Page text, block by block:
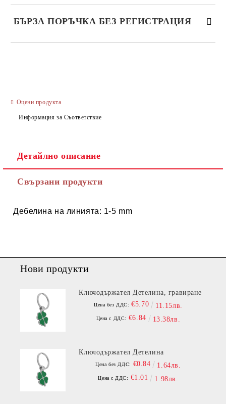
БЪРЗА ПОРЪЧКА БЕЗ РЕГИСТРАЦИЯ
Оцени продукта
Информация за Съответствие
Детайлно описание
Свързани продукти
Дебелина на линията: 1-5 mm
Нови продукти
Ключодържател Детелина, гравиране
Цена без ДДС: €5.70 11.15лв.
Цена с ДДС: €6.84 13.38лв.
Ключодържател Детелина
Цена без ДДС: €0.84 1.64лв.
Цена с ДДС: €1.01 1.98лв.